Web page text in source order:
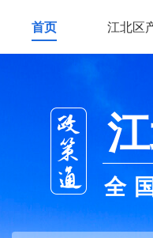
首页 江北区
全